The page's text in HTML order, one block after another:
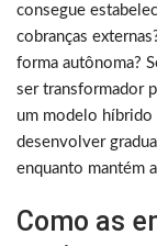
consegue
cobranças
forma autônoma?
ser transformador
um modelo híbrido
desenvolver
enquanto mantém
Como as